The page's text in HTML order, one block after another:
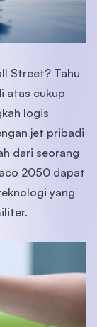
Street? Tahu
atas cukup
logis
jet pribadi
dari seorang
2050 dapat
yang